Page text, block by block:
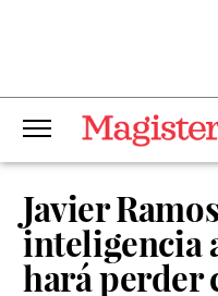
Javier
inteligencia
hará perder